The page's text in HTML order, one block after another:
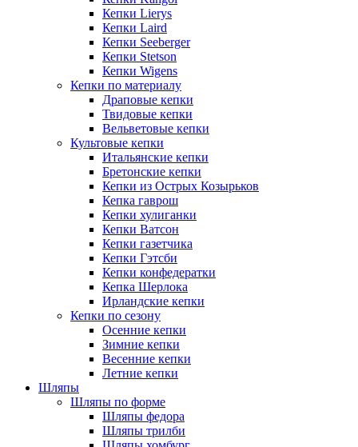
Кепки Lierys
Кепки Laird
Кепки Seeberger
Кепки Stetson
Кепки Wigens
Кепки по материалу
Драповые кепки
Твидовые кепки
Вельветовые кепки
Культовые кепки
Итальянские кепки
Бретонские кепки
Кепки из Острых Козырьков
Кепка гаврош
Кепки хулиганки
Кепки Ватсон
Кепки газетчика
Кепки Гэтсби
Кепки конфедератки
Кепка Шерлока
Ирландские кепки
Кепки по сезону
Осенние кепки
Зимние кепки
Весенние кепки
Летние кепки
Шляпы
Шляпы по форме
Шляпы федора
Шляпы трилби